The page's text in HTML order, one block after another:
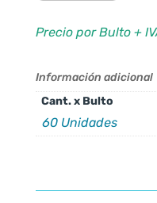
Precio por Bulto +
Información adicional
Cant. x Bulto
60 Unidades